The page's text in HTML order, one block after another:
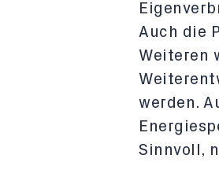
Auch die
Weiteren
werden.
Sinnvoll,